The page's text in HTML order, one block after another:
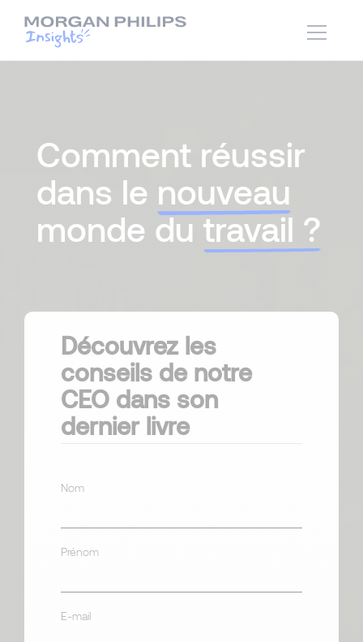
Comment réussir
dans le nouveau
monde dutravail ?
Découvrez les
conseils de notre
CEO dans son
dernier livre
Nom
Prénom
E-mail